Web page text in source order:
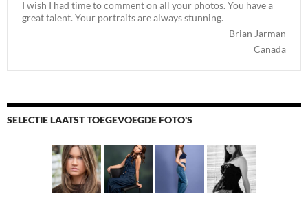
I wish I had time to comment on all your photos. You have a
great talent. Your portraits are always stunning.
Brian Jarman
Canada
SELECTIE LAATST TOEGEVOEGDE FOTO'S